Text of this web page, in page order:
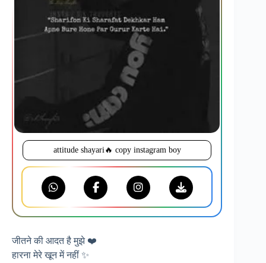
attitude shayari🔥 copy instagram boy
जीतने की आदत है मुझे ❤️
हारना मेरे खून में नहीं ✨